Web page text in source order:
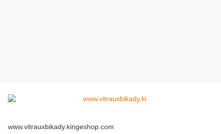
www.vitrauxbikady.kingeshop.com